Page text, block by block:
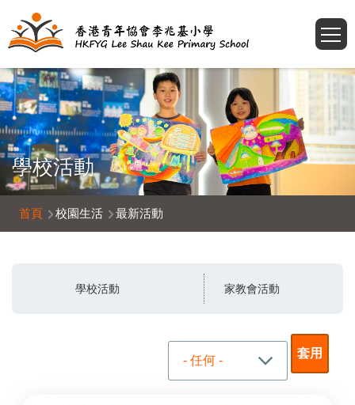
移至主內容
學校活動
導
航
首頁 校園生活 最新活動
學校活動 家教會活動